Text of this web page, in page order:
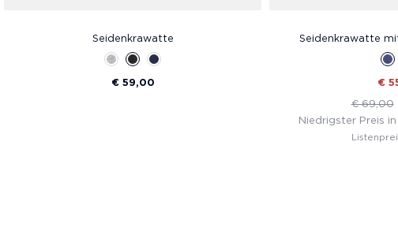
Seidenkrawatte
€ 59,00
Seidenkrawatte
€
€ 69,00
Niedrigster Preis